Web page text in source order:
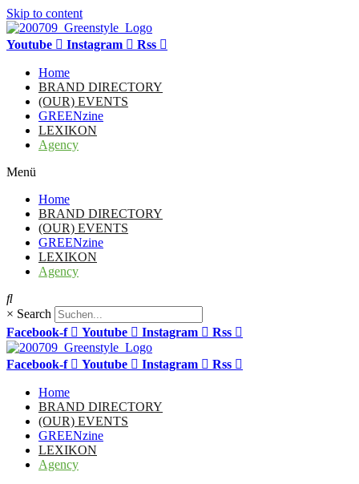
Skip to content
Youtube Instagram Rss
Home
BRAND DIRECTORY
(OUR) EVENTS
GREENzine
LEXIKON
Agency
Menü
Home
BRAND DIRECTORY
(OUR) EVENTS
GREENzine
LEXIKON
Agency
× Search
Facebook-f
Youtube Instagram Rss
Facebook-f Youtube Instagram Rss
Home
BRAND DIRECTORY
(OUR) EVENTS
GREENzine
LEXIKON
Agency